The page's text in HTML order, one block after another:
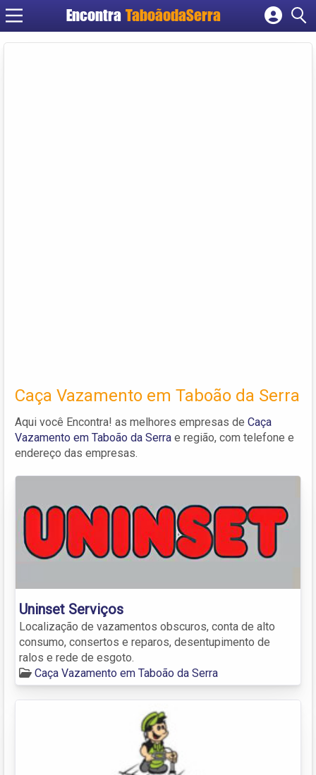
Encontra TaboãodaSerra
Cadastrar empresa
Caça Vazamento em Taboão da Serra
Aqui você Encontra! as melhores empresas de Caça
Vazamento em Taboão da Serra e região, com telefone e
endereço das empresas.
Uninset Serviços
Localização de vazamentos obscuros, conta de alto
consumo, consertos e reparos, desentupimento de
ralos e rede de esgoto.
Caça Vazamento em Taboão da Serra